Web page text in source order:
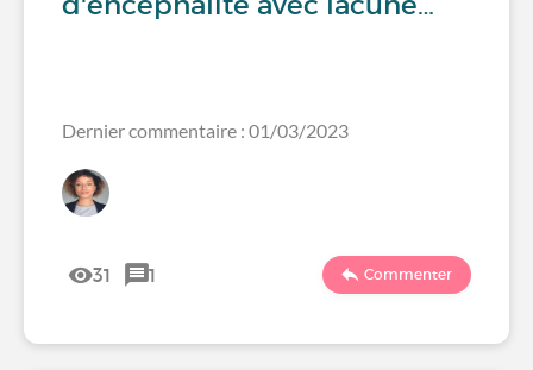
Dernier commentaire : 01/03/2023
31 1 Commenter